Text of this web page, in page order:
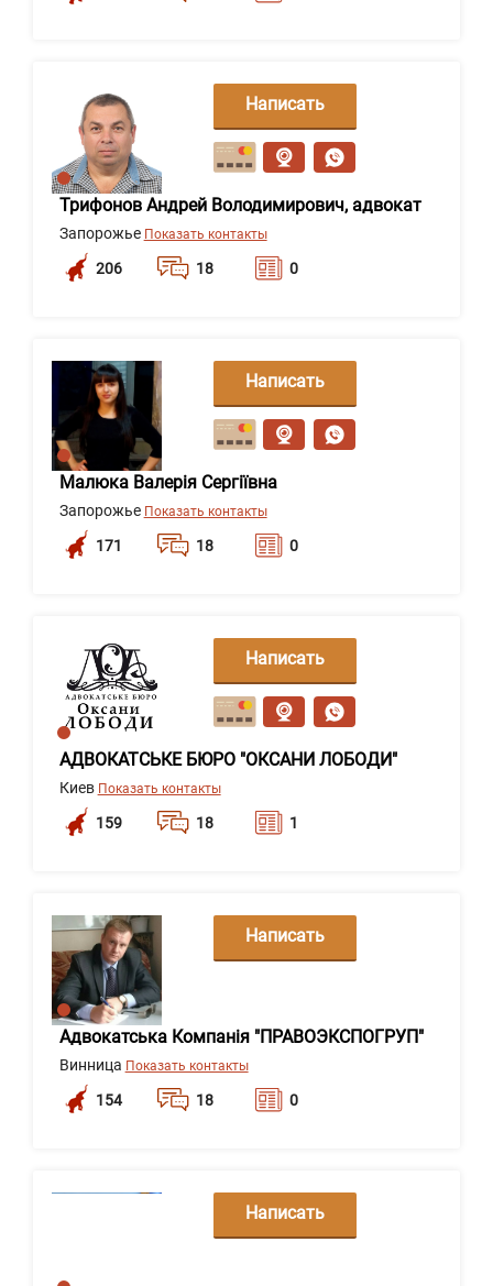
Трифонов Андрей Володимирович, адвокат
Запорожье Показать контакты
206 18 0
Написать
сообщение
Малюка Валерія Сергіївна
Запорожье Показать контакты
171 18 0
Написать
сообщение
АДВОКАТСЬКЕ БЮРО "ОКСАНИ ЛОБОДИ"
Киев Показать контакты
159 18 1
Написать
сообщение
Адвокатська Компанія "ПРАВОЭКСПОГРУП"
Винница Показать контакты
154 18 0
Написать
Написать